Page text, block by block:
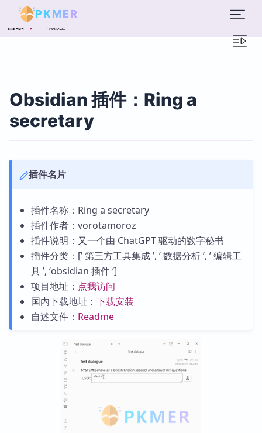
PKMER
目录 概述
Obsidian 插件：Ring a
secretary
插件名片
插件名称：Ring a secretary
插件作者：vorotamoroz
插件说明：又一个由 ChatGPT 驱动的数字秘书
插件分类：[’ 第三方工具集成 ’, ’ 数据分析 ’, ’ 编辑工
具 ’, ‘obsidian 插件 ‘]
项目地址： 点我访问
国内下载地址： 下载安装
自述文件： Readme